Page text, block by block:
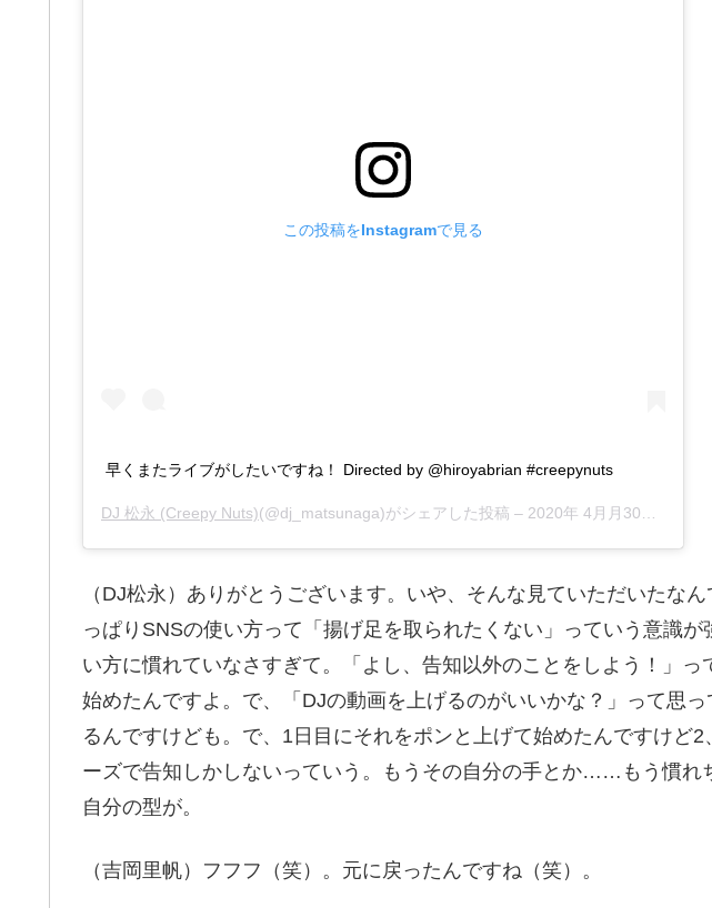
この投稿をInstagramで見る
早くまたライブがしたいですね！ Directed by @hiroyabrian #creepynuts
DJ 松永 (Creepy Nuts)(@dj_matsunaga)がシェアした投稿 – 2020年 4月月30日午前4時01分PDT
（DJ松永）ありがとうございます。いや、そんな見ていただいたな
っぱりSNSの使い方って「揚げ足を取られたくない」っていう意識
い方に慣れていなさすぎて。「よし、告知以外のことをしよう！」っ
始めたんですよ。で、「DJの動画を上げるのがいいかな？」って思
るんですけども。で、1日目にそれをポンと上げて始めたんですけど2
ーズで告知しかしないっていう。もうその自分の手とか……もう慣れ
自分の型が。
（吉岡里帆）フフフ（笑）。元に戻ったんですね（笑）。